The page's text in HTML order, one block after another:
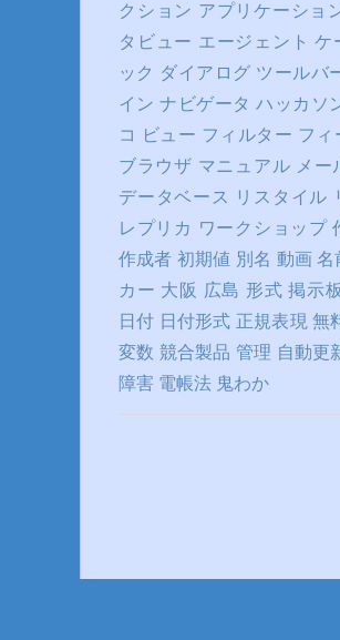
クション アプリケーショ
タビュー エージェント ケ
ック ダイアログ ツールバ
イン ナビゲータ ハッカソ
コ
ビュー フィルター フィ
ブラウザ マニュアル メー
データベース
リスタイル
レプリカ ワークショップ
作成者 初期値 別名 動画 名
カー 大阪 広島 形式 掲示板
日付 日付形式 正規表現 無
変数 競合製品 管理 自動更
障害 電帳法 鬼わか